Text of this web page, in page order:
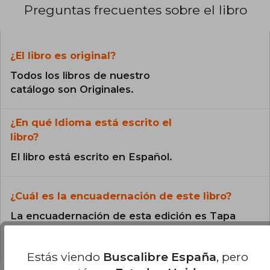
Preguntas frecuentes sobre el libro
¿El libro es original?
Todos los libros de nuestro
catálogo son Originales.
¿En qué Idioma está escrito el
libro?
El libro está escrito en Español.
¿Cuál es la encuadernación de este libro?
La encuadernación de esta edición es Tapa
Blanda.
Estás viendo Buscalibre España, pero